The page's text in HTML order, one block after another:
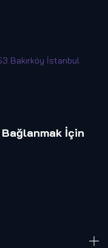
Bakırköy İstanbul
İçin